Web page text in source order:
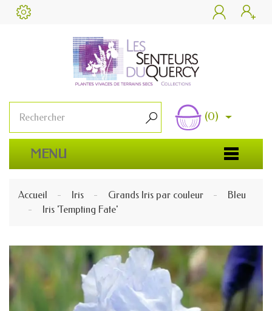
 
 (0)
MENU
Accueil Iris Grands Iris par couleur
Bleu
Iris 'Tempting Fate'